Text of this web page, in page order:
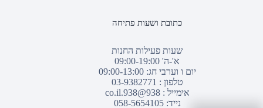
כתובת ושעות פתיחה
שעות פעילות החנות
א'-ה' 09:00-19:00
יום ו וערבי חג: 09:00-13:00
טלפון : 03-9382771
אימייל :938@938.co.il
נייד: 058-5654105